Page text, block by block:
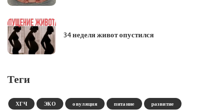
34 неделя живот опустился
Теги
ХГЧ ЭКО овуляция питание развитие